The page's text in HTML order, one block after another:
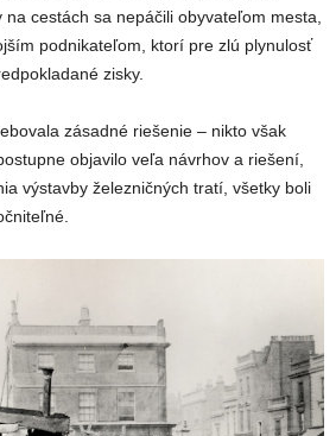
cestách sa nepáčili obyvateľom mesta,
podnikateľom, ktorí pre zlú plynulosť
zisky.
zásadné riešenie – nikto však
objavilo veľa návrhov a riešení,
výstavby železničných tratí, všetky boli